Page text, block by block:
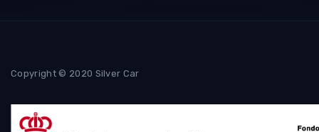
Copyright © 2020 Silver Car